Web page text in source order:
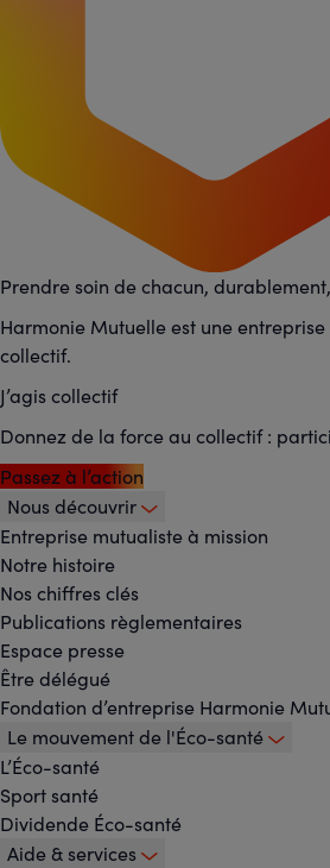
Prendre soin de chacun,
Harmonie Mutuelle est une
collectif.
J’agis collectif
Donnez de la force au collectif :
Passez à l’action
Footer
-
Menu
principal
Nous découvrir
Entreprise mutualiste à mission
Notre histoire
Nos chiffres clés
Publications règlementaires
Espace presse
Être délégué
Fondation d’entreprise Harmonie
Le mouvement de l'Éco-santé
L’Éco-santé
Sport santé
Dividende Éco-santé
Aide & services